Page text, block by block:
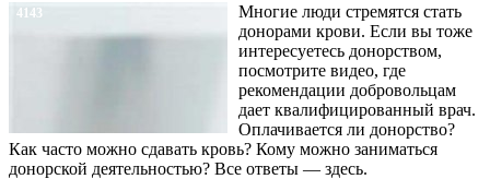
4143
Многие люди стремятся стать
донорами крови. Если вы тоже
интересуетесь донорством,
посмотрите видео, где
рекомендации добровольцам
дает квалифицированный врач.
Оплачивается ли донорство?
Как часто можно сдавать кровь? Кому можно заниматься
донорской деятельностью? Все ответы — здесь.